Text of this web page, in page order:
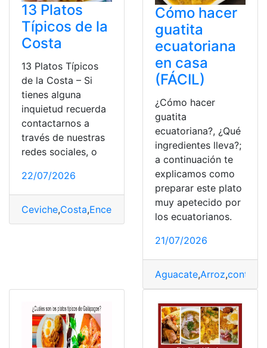
13 Platos
Típicos de la
Costa
13 Platos Típicos
de la Costa – Si
tienes alguna
inquietud recuerda
contactarnos a
través de nuestras
redes sociales, o
22/07/2026
Ceviche,Costa,Encebollado Pescado,Platos Típicos
Cómo hacer
guatita
ecuatoriana
en casa
(FÁCIL)
¿Cómo hacer
guatita
ecuatoriana?, ¿Qué
ingredientes lleva?;
a continuación te
explicamos como
preparar este plato
muy apetecido por
los ecuatorianos.
21/07/2026
Aguacate,Arroz,